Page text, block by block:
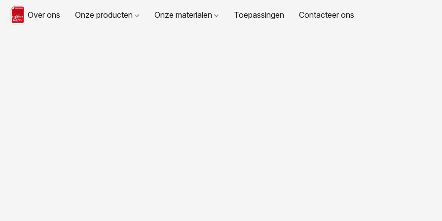
Over ons Onze producten Onze materialen Toepassingen Contacteer ons